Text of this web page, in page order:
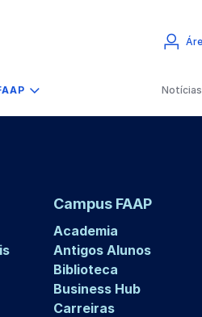
Notícias
Campus FAAP
Academia
Antigos Alunos
Biblioteca
Business Hub
Carreiras